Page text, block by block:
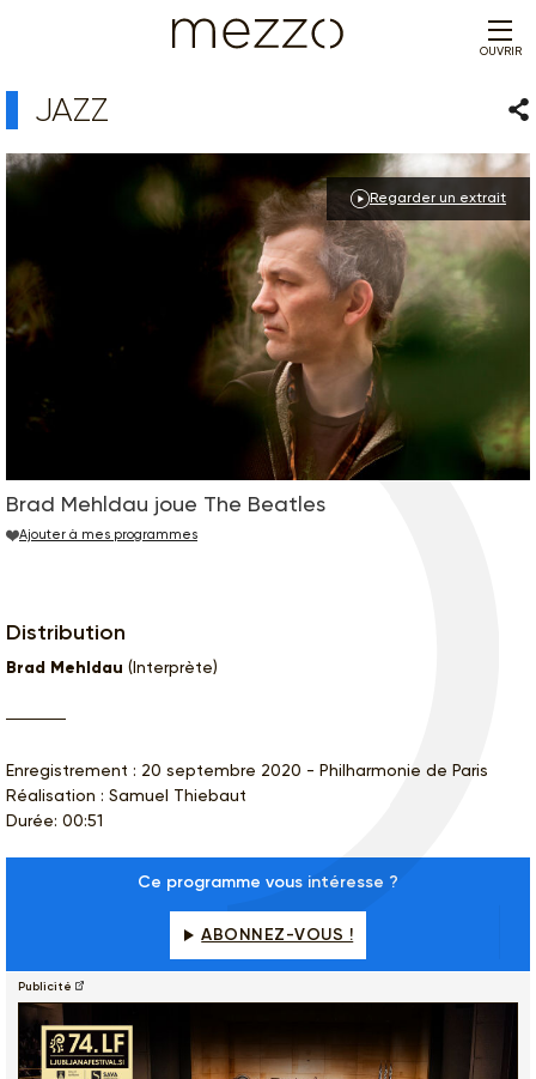
OUVRIR
JAZZ
Brad Mehldau joue The Beatles
Regarder un extrait
Ajouter à mes programmes
Distribution
Brad Mehldau (Interprète)
Enregistrement : 20 septembre 2020 - Philharmonie de Paris
Réalisation : Samuel Thiebaut
Durée: 00:51
Ce programme vous intéresse ?
ABONNEZ-VOUS !
Publicité